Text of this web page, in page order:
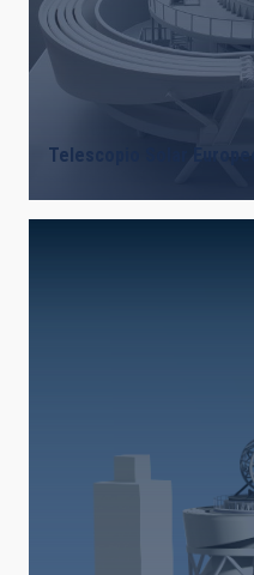
Telescopio Solar Europeo